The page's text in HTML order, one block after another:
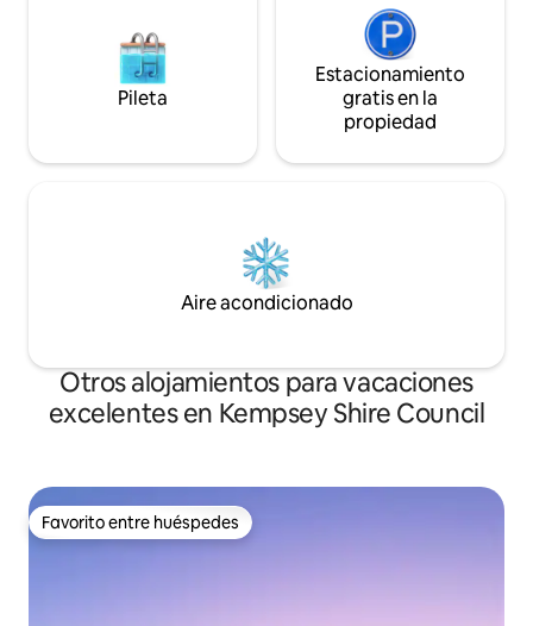
Pileta
Estacionamiento
gratis en la
propiedad
Aire acondicionado
Otros alojamientos para vacaciones
excelentes en Kempsey Shire Council
Favorito entre huéspedes
Favorito entre huéspedes